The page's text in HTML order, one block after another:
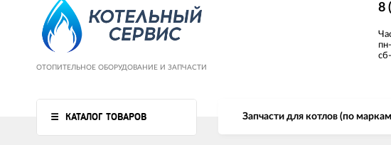
ОТОПИТЕЛЬНОЕ ОБОРУДОВАНИЕ И ЗАПЧАСТИ
8
КАТАЛОГ ТОВАРОВ Запчасти для котлов (по